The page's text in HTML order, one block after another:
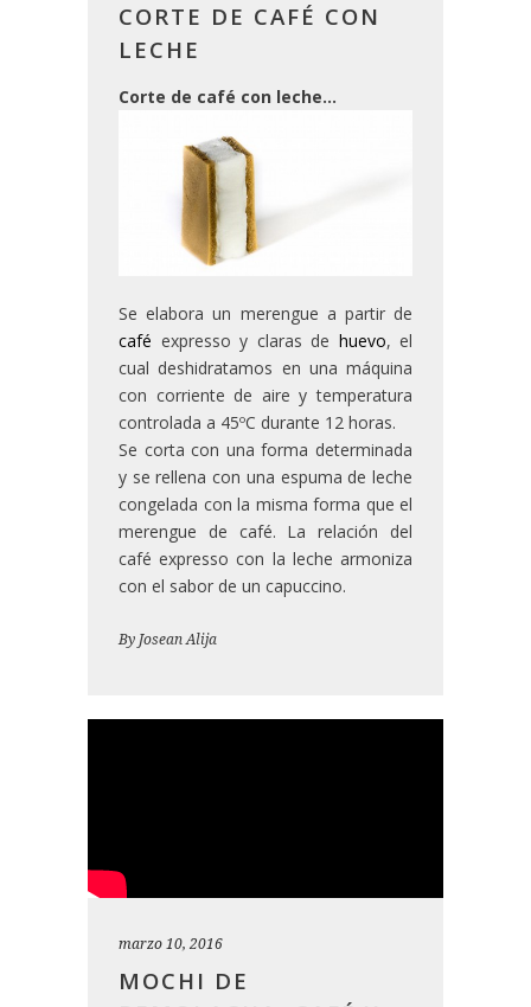
CORTE DE CAFÉ CON
LECHE
Corte de café con leche…
Se elabora un merengue a partir de
café expresso y claras de huevo, el
cual deshidratamos en una máquina
con corriente de aire y temperatura
controlada a 45ºC durante 12 horas.
Se corta con una forma determinada
y se rellena con una espuma de leche
congelada con la misma forma que el
merengue de café. La relación del
café expresso con la leche armoniza
con el sabor de un capuccino.
By Josean Alija
marzo 10, 2016
MOCHI DE